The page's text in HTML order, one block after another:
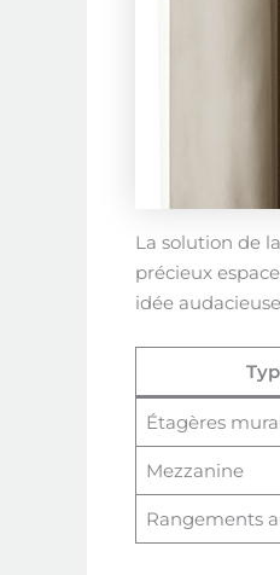
La solution de
précieux
idée
Étagères
Mezzanine
Rangements